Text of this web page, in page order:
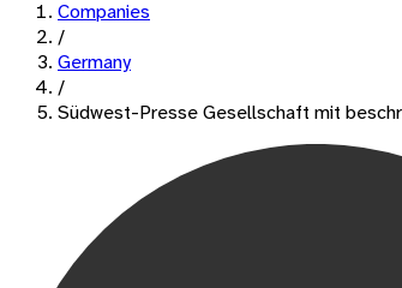
Companies
/
Germany
/
Südwest-Presse Gesellschaft mit